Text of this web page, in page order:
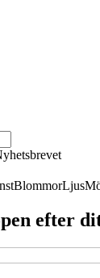
BlommorLjus
efter